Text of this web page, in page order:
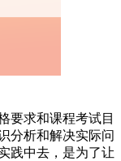
要求和课程考试目
分析和解决实际问
践中去，是为了让